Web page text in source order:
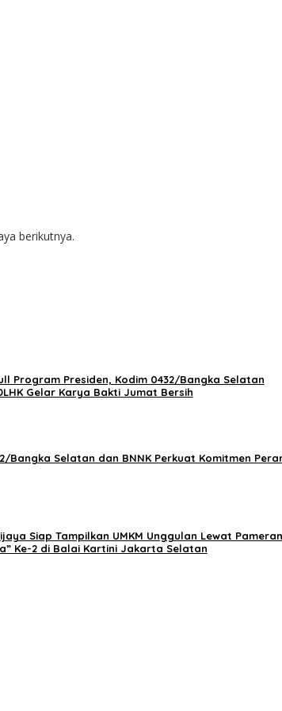
berikutnya.
Program Presiden, Kodim 0432/Bangka Selatan
Gelar Karya Bakti Jumat Bersih
Bangka Selatan dan BNNK Perkuat Komitmen
Siap Tampilkan UMKM Unggulan Lewat Pameran
Ke-2 di Balai Kartini Jakarta Selatan